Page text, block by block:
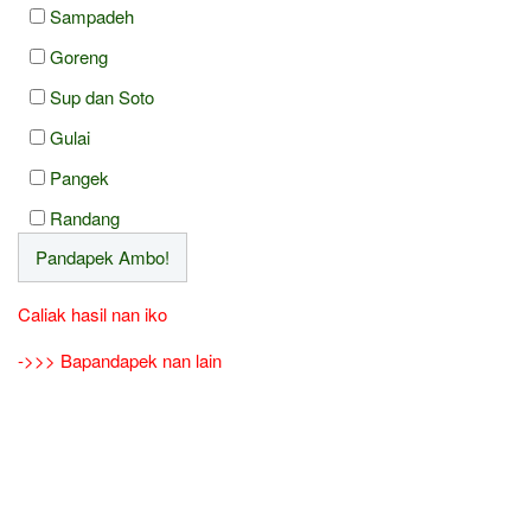
Sampadeh
Goreng
Sup dan Soto
Gulai
Pangek
Randang
Caliak hasil nan iko
->>> Bapandapek nan lain